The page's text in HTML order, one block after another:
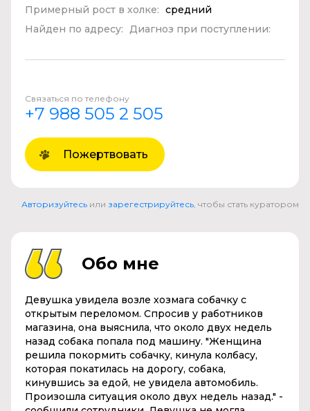
Примерный рост в холке: средний
Найден по адресу: Диагноз при поступлении:
Связаться по телефону
+7 988 505 2 505
Пожертвовать
Авторизуйтесь или зарегестрируйтесь, чтобы стать куратором
Обо мне
Девушка увидела возле хозмага собачку с
открытым переломом. Спросив у работников
магазина, она выяснила, что около двух недель
назад собака попала под машину. "Женщина
решила покормить собачку, кинула колбасу,
которая покатилась на дорогу, собака,
кинувшись за едой, не увидела автомобиль.
Произошла ситуация около двух недель назад." -